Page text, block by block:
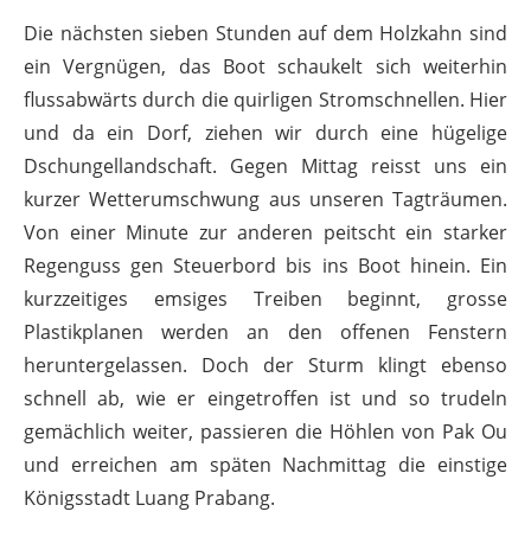
Die nächsten sieben Stunden auf dem Holzkahn sind
ein Vergnügen, das Boot schaukelt sich weiterhin
flussabwärts durch die quirligen Stromschnellen. Hier
und da ein Dorf, ziehen wir durch eine hügelige
Dschungellandschaft. Gegen Mittag reisst uns ein
kurzer Wetterumschwung aus unseren Tagträumen.
Von einer Minute zur anderen peitscht ein starker
Regenguss gen Steuerbord bis ins Boot hinein. Ein
kurzzeitiges emsiges Treiben beginnt, grosse
Plastikplanen werden an den offenen Fenstern
heruntergelassen. Doch der Sturm klingt ebenso
schnell ab, wie er eingetroffen ist und so trudeln
gemächlich weiter, passieren die Höhlen von Pak Ou
und erreichen am späten Nachmittag die einstige
Königsstadt Luang Prabang.